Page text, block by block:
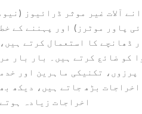
آلات غیر موثر ڈرائیوز
پاور موٹرز) اور پہننے کے
ڈھانچے کا استعمال کرتے
کو ضائع کرتے ہیں۔ بار بار
پرزوں، تکنیکی ماہرین اور
اخراجات بڑھ جاتے ہیں، دیکھ
اخراجات زیادہ